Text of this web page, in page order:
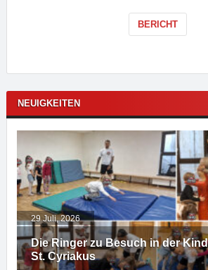
BERICHT
NEUIGKEITEN
Die Ringer zu Besuch in der
St. Cyriakus
29 Juli, 2026